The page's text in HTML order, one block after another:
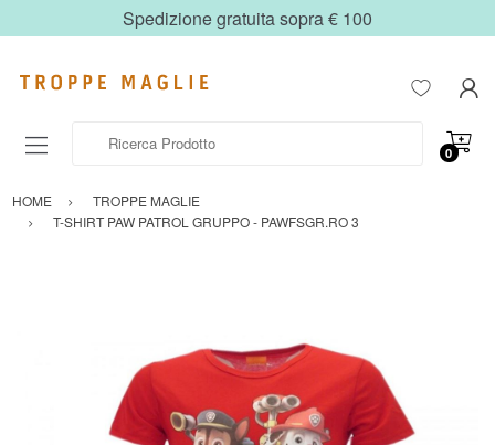
Spedizione gratuita sopra € 100
0
HOME
TROPPE MAGLIE
T-SHIRT PAW PATROL GRUPPO - PAWFSGR.RO 3